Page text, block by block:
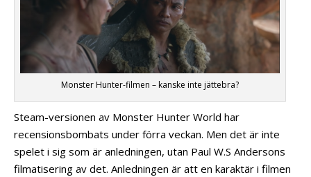
Monster Hunter-filmen – kanske inte jättebra?
Steam-versionen av Monster Hunter World har
recensionsbombats under förra veckan. Men det är inte
spelet i sig som är anledningen, utan Paul W.S Andersons
filmatisering av det. Anledningen är att en karaktär i filmen